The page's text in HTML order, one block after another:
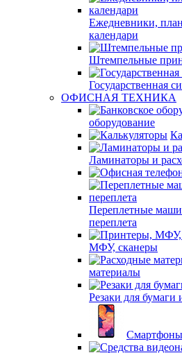
Ежедневники,
календари
Штемпельные
Государственная
ОФИСНАЯ ТЕХНИКА
оборудование
Ламинаторы и
Переплетные
переплета
МФУ, сканеры
материалы
Резаки для